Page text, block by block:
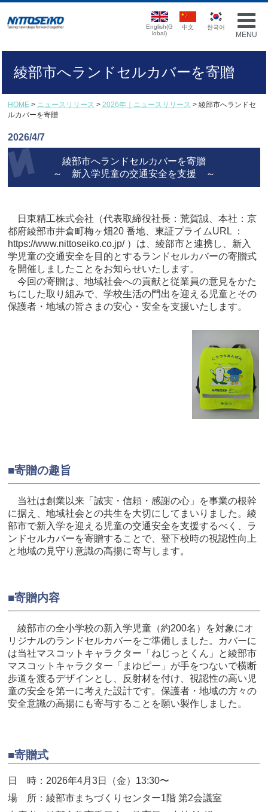
MENU
English(G
lobal)
中文 한국어
綾部市へランドセルカバーを寄贈
HOME > ニュースリリース > 2026年｜ニュースリリース > 綾部市へランドセ
ルカバーを寄贈
2026/4/7
綾部市へランドセルカバーを寄贈
～ 新入学児童の交通安全を支援 ～
日東精工株式会社（代表取締役社長：荒賀誠、本社：京
都府綾部市井倉町梅ヶ畑20 番地、東証プライムURL ：
https://www.nittoseiko.co.jp/ ）は、綾部市と連携し、新入
学児童の交通安全を目的とするランドセルカバーの寄贈式
を開催しましたことをお知らせいたします。
今回の寄贈は、地域社会への貢献と従業員の意見をかた
ちにした取り組みで、学校生活の門出を迎える児童とその
保護者・地域の皆さまの安心・安全を支援いたします。
■寄贈の趣旨
当社は創業以来「誠実・信頼・感謝の心」を事業の根幹
に据え、地域社会との共生を大切にしてまいりました。綾
部市で新入学を迎える児童の交通安全を支援するべく、ラ
ンドセルカバーを寄贈することで、登下校時の視認性向上
と地域の見守り意識の高揚に寄与します。
■寄贈内容
綾部市の全小学校の新入学児童（約200名）を対象にオ
リジナルのランドセルカバーをご準備しました。カバーに
は当社マスコットキャラクター「ねじっとくん」と綾部市
マスコットキャラクター「まゆピー」が手をつないで横断
歩道を渡るデザインとし、反射材を付け、視認性の高い児
童の安全を第一に考えた設計です。保護者・地域の方々の
安全意識の高揚にも寄与することを願い製作しました。
■寄贈式
日 時：2026年4月3日（金）13:30〜
場 所：綾部市まちづくりセンター1階 第2会議室